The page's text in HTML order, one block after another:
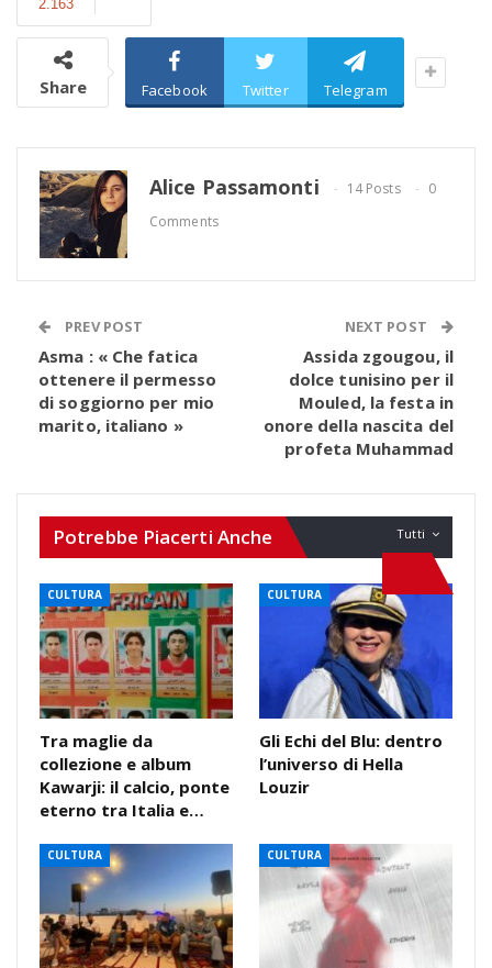
2.163
Share Facebook Twitter Telegram
Alice Passamonti 14 Posts
0
Comments
PREV POST
Asma : « Che fatica
ottenere il permesso
di soggiorno per mio
marito, italiano »
NEXT POST
Assida zgougou, il
dolce tunisino per il
Mouled, la festa in
onore della nascita del
profeta Muhammad
Tutti
Potrebbe Piacerti Anche
CULTURA
Tra maglie da
collezione e album
Kawarji: il calcio, ponte
eterno tra Italia e…
CULTURA
Gli Echi del Blu: dentro
l’universo di Hella
Louzir
CULTURA CULTURA